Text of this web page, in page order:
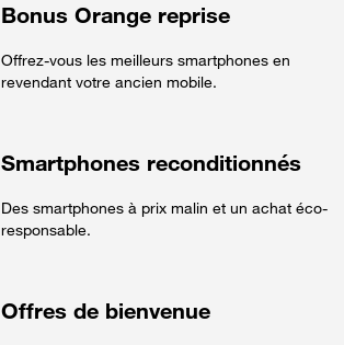
Bonus Orange reprise
Offrez-vous les meilleurs smartphones en
revendant votre ancien mobile.
Smartphones reconditionnés
Des smartphones à prix malin et un achat éco-
responsable.
Offres de bienvenue